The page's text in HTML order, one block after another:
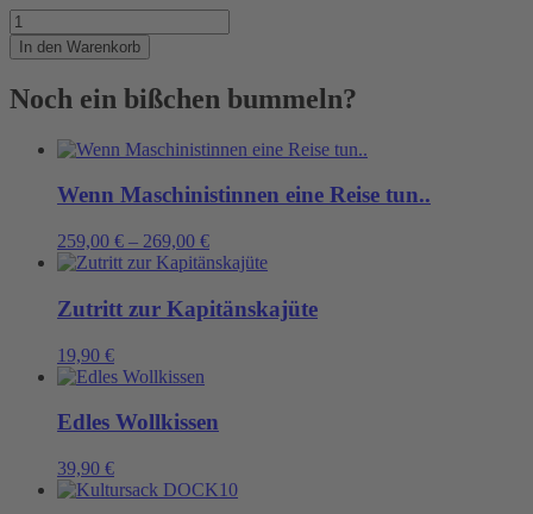
PALME
Menge
In den Warenkorb
Noch ein bißchen bummeln?
Wenn Maschinistinnen eine Reise tun..
259,00 € – 269,00 €
Zutritt zur Kapitänskajüte
19,90 €
Edles Wollkissen
39,90 €